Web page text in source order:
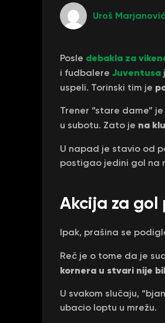
Uroš Marjanović
Posle debakla za
i fudbalere Juventusa
uspeli. Torinski tim je
Trener “stare dame”
u subotu. Zato je na
U napad je stavio od
postigao jedini gol na
Akcija za gol
Ipak, prašina se
Reč je o tome da je
kornera u stvari nije
U svakom slučaju,
ubacio loptu u mrežu.